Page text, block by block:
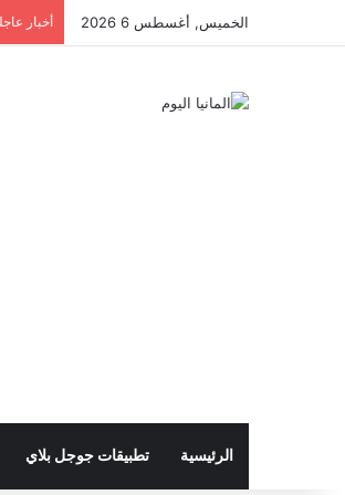
الخميس, أغسطس 6 2026 أخبار
الرئيسية تطبيقات جوجل بلاي